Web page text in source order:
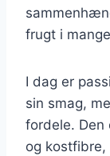
frugt i
I dag er
sin smag,
fordele. Den
og